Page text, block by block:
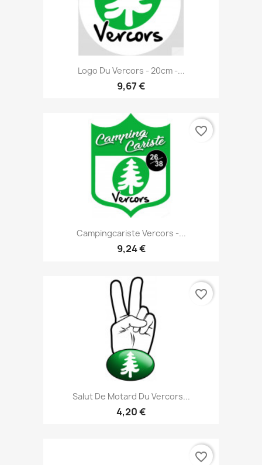
Logo Du Vercors - 20cm -...
9,67 €
Campingcariste Vercors -...
9,24 €
favorite_border
Salut De Motard Du Vercors...
4,20 €
favorite_border
favorite_border